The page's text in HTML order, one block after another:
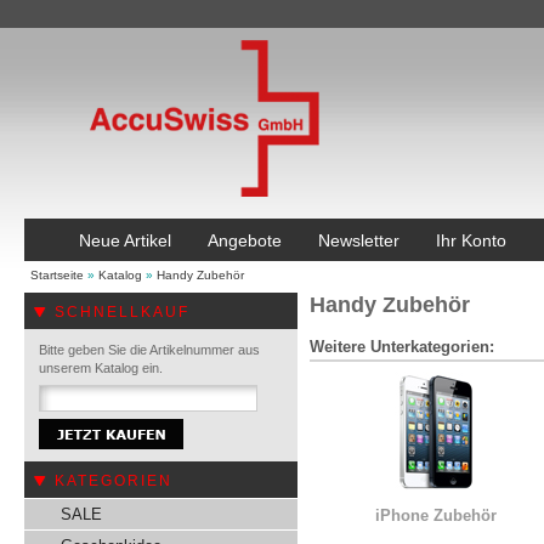
Neue Artikel Angebote Newsletter Ihr Konto
Startseite » Katalog » Handy Zubehör
SCHNELLKAUF
Bitte geben Sie die Artikelnummer aus
unserem Katalog ein.
KATEGORIEN
SALE
Handy Zubehör
Weitere Unterkategorien:
iPhone Zubehör